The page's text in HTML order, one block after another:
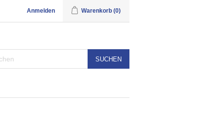
Anmelden Warenkorb (0)
SUCHEN